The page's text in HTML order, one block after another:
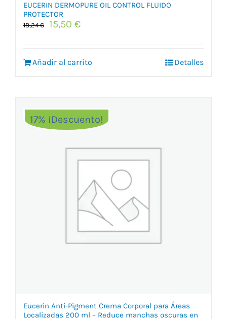
EUCERIN DERMOPURE OIL CONTROL FLUIDO
PROTECTOR
18,24€
El
era:
18,24 €.
15,50 €El
es:
15,50 €.
Añadir al carrito Detalles
17% ¡Descuento!
Eucerin Anti-Pigment Crema Corporal para Áreas
Localizadas 200 ml – Reduce manchas oscuras en